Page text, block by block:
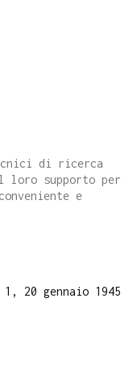
di ricerca
loro supporto per
e
20 gennaio 1945